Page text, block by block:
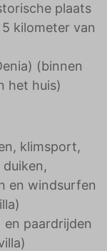
plaats
kilometer van
(binnen
het huis)
klimsport,
en windsurfen
en paardrijden